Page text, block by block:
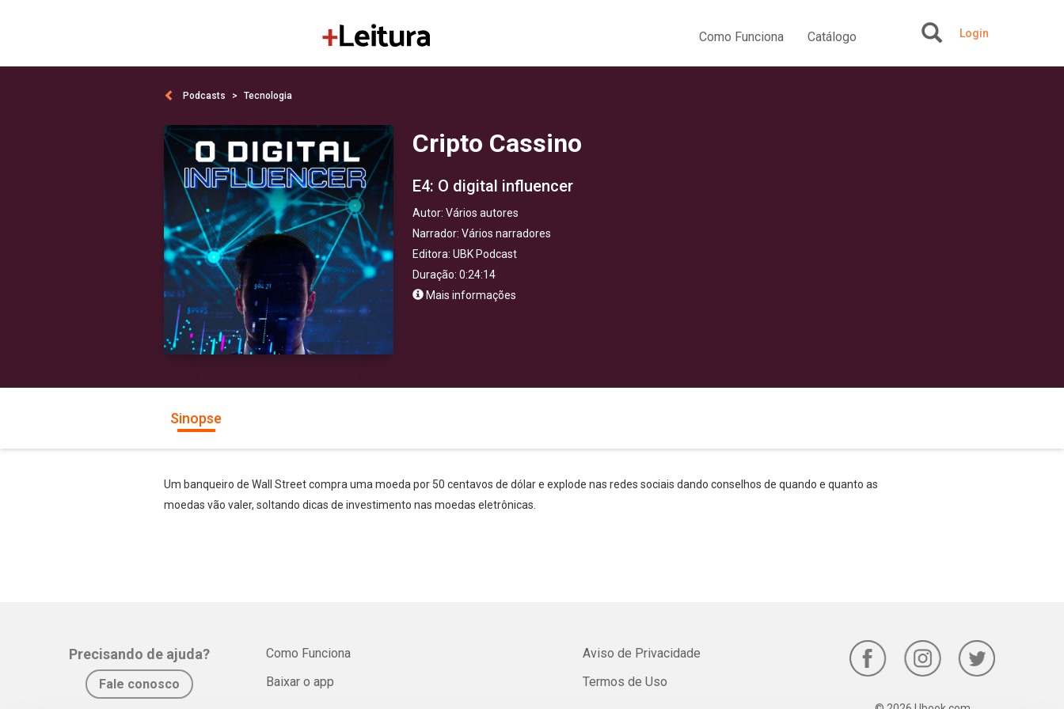
Como Funciona Catálogo Login
Podcasts Tecnologia
Cripto Cassino
E4: O digital influencer
Autor: Vários autores
Narrador: Vários narradores
Editora: UBK Podcast
Duração: 0:24:14
Mais informações
Sinopse
Um banqueiro de Wall Street compra uma moeda por 50 centavos de dólar e explode nas redes sociais dando conselhos de quando e quanto as
moedas vão valer, soltando dicas de investimento nas moedas eletrônicas.
Precisando de ajuda?
Fale conosco
Como Funciona
Baixar o app
Aviso de Privacidade
Termos de Uso